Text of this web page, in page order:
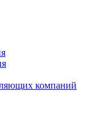
компаний